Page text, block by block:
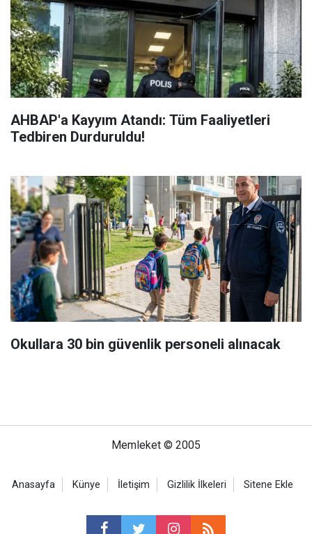
AHBAP'a Kayyım Atandı: Tüm Faaliyetleri
Tedbiren Durduruldu!
Okullara 30 bin güvenlik personeli alınacak
Memleket © 2005
Anasayfa Künye İletişim Gizlilik İlkeleri Sitene Ekle